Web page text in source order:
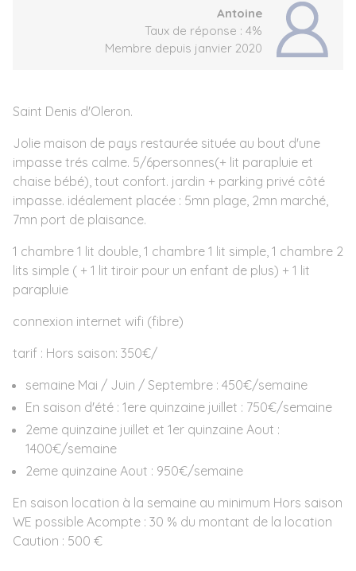
Antoine
Taux de réponse : 4%
Membre depuis janvier 2020
Saint Denis d'Oleron.
Jolie maison de pays restaurée située au bout d'une
impasse trés calme. 5/6personnes(+ lit parapluie et
chaise bébé), tout confort. jardin + parking privé côté
impasse. idéalement placée : 5mn plage, 2mn marché,
7mn port de plaisance.
1 chambre 1 lit double, 1 chambre 1 lit simple, 1 chambre 2
lits simple ( + 1 lit tiroir pour un enfant de plus) + 1 lit
parapluie
connexion internet wifi (fibre)
tarif : Hors saison: 350€/
semaine Mai / Juin / Septembre : 450€/semaine
En saison d'été : 1ere quinzaine juillet : 750€/semaine
2eme quinzaine juillet et 1er quinzaine Aout :
1400€/semaine
2eme quinzaine Aout : 950€/semaine
En saison location à la semaine au minimum Hors saison
WE possible Acompte : 30 % du montant de la location
Caution : 500 €